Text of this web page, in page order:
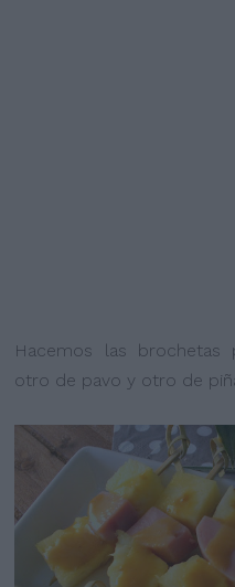
Hacemos las
otro de pavo y otro de